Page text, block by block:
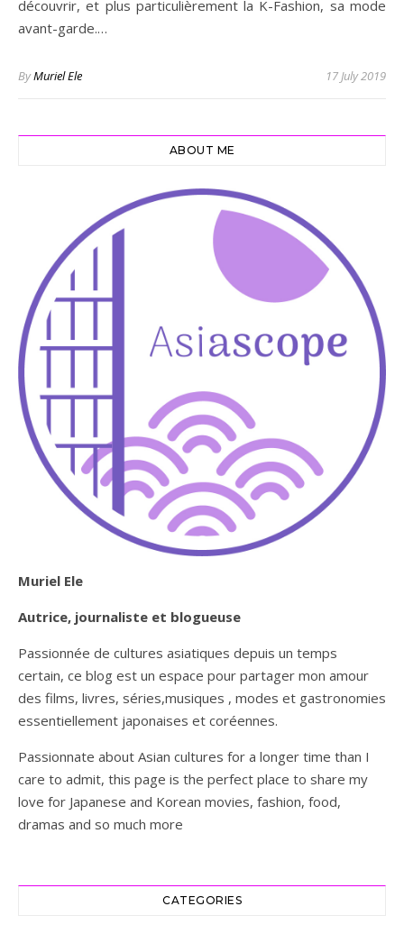
découvrir, et plus particulièrement la K-Fashion, sa mode
avant-garde.…
ByMuriel Ele 17 July 2019
ABOUT ME
Muriel Ele
Autrice, journaliste et blogueuse
Passionnée de cultures asiatiques depuis un temps
certain, ce blog est un espace pour partager mon amour
des films, livres, séries,musiques , modes et gastronomies
essentiellement japonaises et coréennes.
Passionnate about Asian cultures for a longer time than I
care to admit, this page is the perfect place to share my
love for Japanese and Korean movies, fashion, food,
dramas and so much more
CATEGORIES